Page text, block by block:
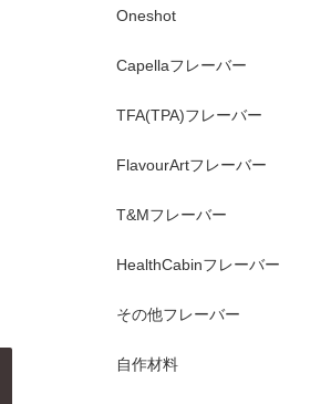
Oneshot
Capellaフレーバー
TFA(TPA)フレーバー
FlavourArtフレーバー
T&Mフレーバー
HealthCabinフレーバー
その他フレーバー
自作材料